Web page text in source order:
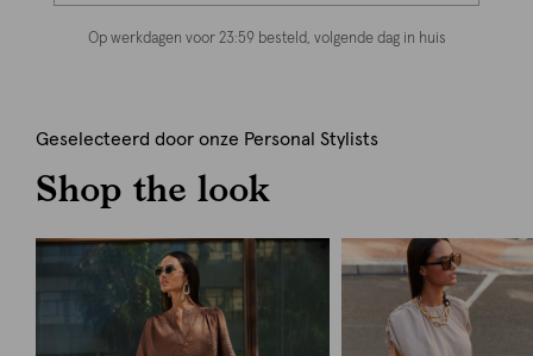
Op werkdagen voor 23:59 besteld, volgende dag in huis
Geselecteerd door onze Personal Stylists
Shop the look